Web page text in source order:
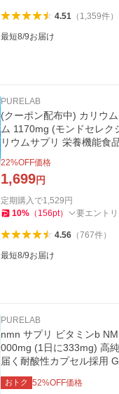
4.51 （ 1,359件）
最短8/9お届け
PURELAB
(クーポン配布中) カリウ
ム 1170mg (モンドセレク
リウムサプリ 栄養機能食
22%OFF価格
1,699円
定期購入で1,529円
10% （ 156pt） 要エント
4.56（767件）
最短8/9お届け
PURELAB
nmn サプリ ビタミンb
000mg (1日に333mg) 高
届く耐酸性カプセル採用
チタン不使用 mnm
おトク 52%OFF価格